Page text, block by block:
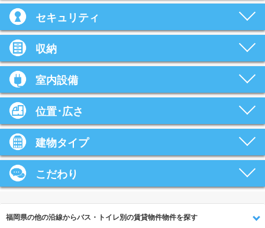
セキュリティ
収納
室内設備
位置･広さ
建物タイプ
こだわり
福岡県の他の沿線からバス・トイレ別の賃貸物件物件を探す